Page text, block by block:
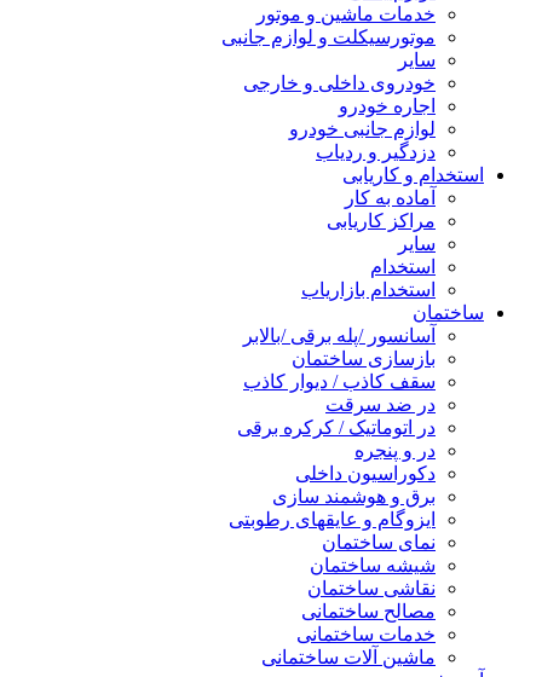
خدمات ماشین و موتور
موتورسیکلت و لوازم جانبی
سایر
خودروی داخلی و خارجی
اجاره خودرو
لوازم جانبی خودرو
دزدگیر و ردیاب
استخدام و کاریابی
آماده به کار
مراکز کاریابی
سایر
استخدام
استخدام بازاریاب
ساختمان
آسانسور /پله برقی /بالابر
بازسازی ساختمان
سقف کاذب / دیوار کاذب
در ضد سرقت
در اتوماتیک / کرکره برقی
در و پنجره
دکوراسیون داخلی
برق و هوشمند سازی
ایزوگام و عایقهای رطوبتی
نمای ساختمان
شیشه ساختمان
نقاشی ساختمان
مصالح ساختمانی
خدمات ساختمانی
ماشین آلات ساختمانی